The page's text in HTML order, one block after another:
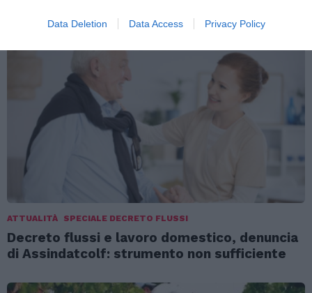
Data Deletion Data Access Privacy Policy
ATTUALITÀ SPECIALE DECRETO FLUSSI
Decreto flussi e lavoro domestico, denuncia
di Assindatcolf: strumento non sufficiente